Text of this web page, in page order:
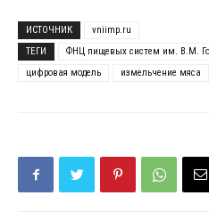
ИСТОЧНИК
vniimp.ru
ТЕГИ
ФНЦ пищевых систем им. В.М.
цифровая модель
измельчение мяса